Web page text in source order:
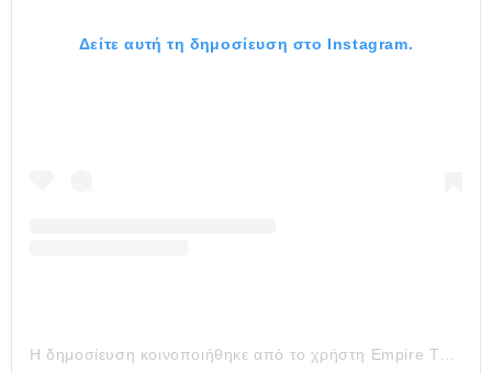
Δείτε αυτή τη δημοσίευση στο Instagram.
Η δημοσίευση κοινοποιήθηκε από το χρήστη Empire Theatre (@halstead_empire_theatre)